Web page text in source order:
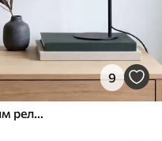
9
Геометричні форми з фактурним рельєфом